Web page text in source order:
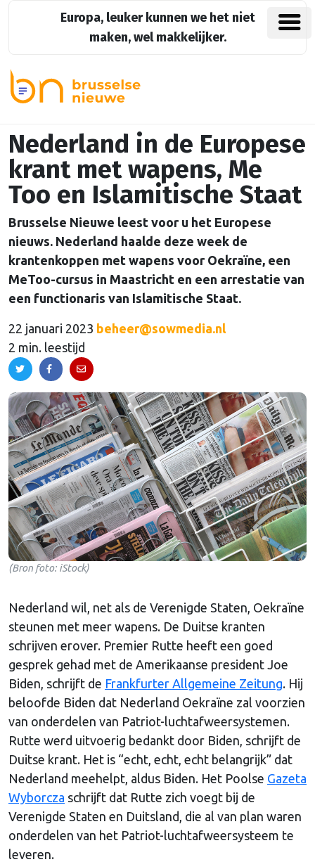
Europa, leuker kunnen we het niet
maken, wel makkelijker.
Nederland in de Europese
krant met wapens, Me
Too en Islamitische Staat
Brusselse Nieuwe leest voor u het Europese
nieuws. Nederland haalde deze week de
krantenkoppen met wapens voor Oekraïne, een
MeToo-cursus in Maastricht en een arrestatie van
een functionaris van Islamitische Staat.
22 januari 2023 beheer@sowmedia.nl
2 min. leestijd
(Bron foto: iStock)
Nederland wil, net als de Verenigde Staten, Oekraïne
steunen met meer wapens. De Duitse kranten
schrijven erover. Premier Rutte heeft een goed
gesprek gehad met de Amerikaanse president Joe
Biden, schrijft de Frankfurter Allgemeine Zeitung. Hij
beloofde Biden dat Nederland Oekraïne zal voorzien
van onderdelen van Patriot-luchtafweersystemen.
Rutte werd uitvoerig bedankt door Biden, schrijft de
Duitse krant. Het is “echt, echt, echt belangrijk” dat
Nederland meehelpt, aldus Biden. Het Poolse Gazeta
Wyborcza schrijft dat Rutte zich voegt bij de
Verenigde Staten en Duitsland, die al van plan waren
onderdelen van het Patriot-luchtafweersysteem te
leveren.